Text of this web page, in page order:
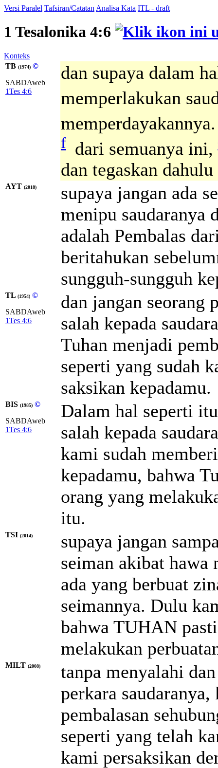
Versi Paralel Tafsiran/Catatan Analisa Kata ITL - draft
1 Tesalonika 4:6
Konteks
TB (1974) ©
SABDAweb
1Tes 4:6
dan supaya dalam
memperlakukan
memperdayakannya.
f dari semuanya ini,
dan tegaskan
AYT (2018)
supaya jangan ada
menipu saudaranya
adalah Pembalas
beritahukan
sungguh-sungguh
TL (1954) ©
SABDAweb
1Tes 4:6
dan jangan seorang
salah kepada
Tuhan menjadi
seperti yang sudah
saksikan kepadamu.
BIS (1985) ©
SABDAweb
1Tes 4:6
Dalam hal seperti
salah kepada
kami sudah
kepadamu, bahwa
orang yang
itu.
TSI (2014)
supaya jangan
seiman akibat
ada yang berbuat
seimannya. Dulu
bahwa TUHAN
melakukan
MILT (2008)
tanpa menyalahi
perkara
pembalasan
seperti yang telah
kami persaksikan